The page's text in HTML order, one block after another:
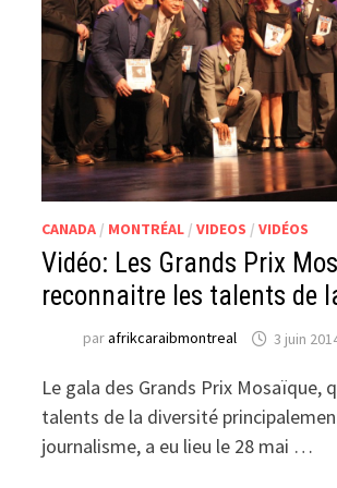
CANADA / MONTRÉAL /VIDEOS /VIDÉOS
Vidéo: Les Grands Prix
reconnaitre les talents de
parafrikcaraibmontreal 3 juin
Le gala des Grands Prix Mosaïque,
talents de la diversité
journalisme, a eu lieu le 28 mai …